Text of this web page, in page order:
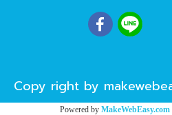
Copy right by
Powered by MakeWebEasy.com